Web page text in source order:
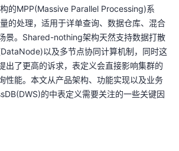
的MPP(Massive Parallel Processing)系
的处理，适用于详单查询、数据仓库、混合
景。Shared-nothing架构天然支持数据打散
以及多节点协同计算机制，同时这
出了更高的诉求，表定义会直接影响集群的
性能。本文从产品架构、功能实现以及业务
的中表定义需要关注的一些关键因